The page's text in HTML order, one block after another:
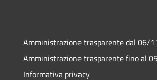
Amministrazione trasparente dal 06/
Amministrazione trasparente fino al
Informativa privacy